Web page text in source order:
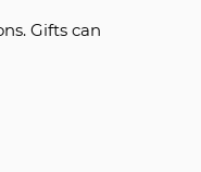
Gifts can